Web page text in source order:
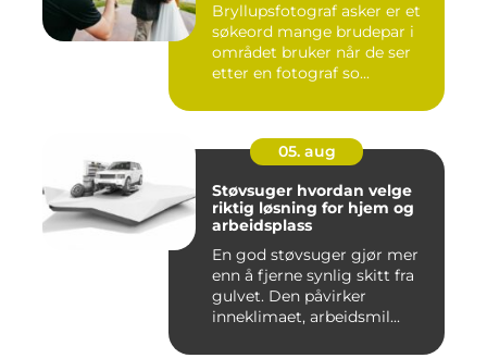
Bryllupsfotograf asker er et
søkeord mange brudepar i
området bruker når de ser
etter en fotograf so...
05. aug
Støvsuger hvordan velge
riktig løsning for hjem og
arbeidsplass
En god støvsuger gjør mer
enn å fjerne synlig skitt fra
gulvet. Den påvirker
inneklimaet, arbeidsmil...